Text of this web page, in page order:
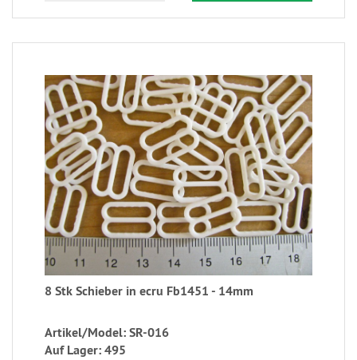
8 Stk Schieber in ecru Fb1451 - 14mm
Artikel/Model: SR-016
Auf Lager: 495